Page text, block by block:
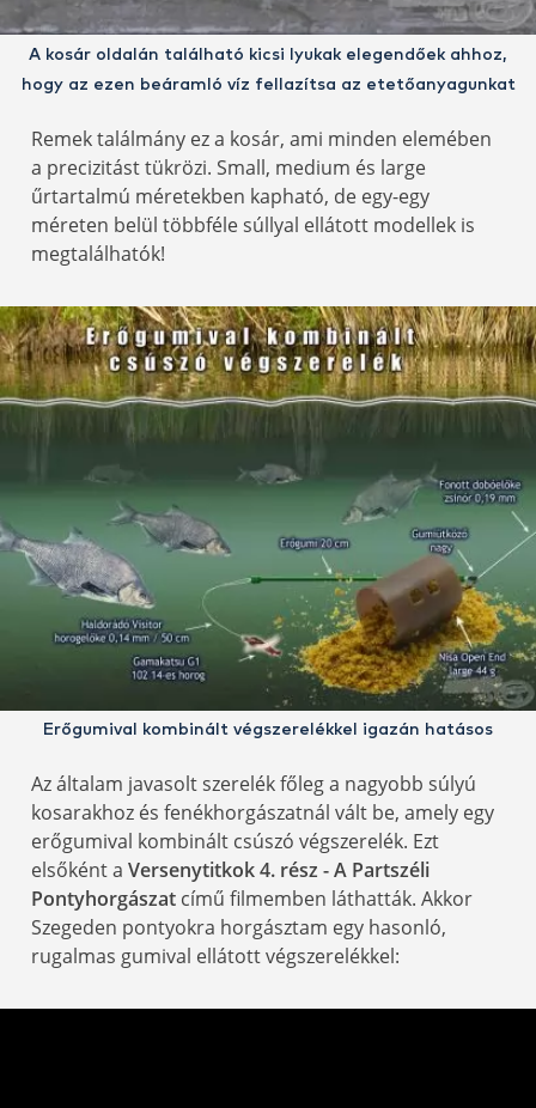
A kosár oldalán található kicsi lyukak elegendőek ahhoz,
hogy az ezen beáramló víz fellazítsa az etetőanyagunkat
Remek találmány ez a kosár, ami minden elemében
a precizitást tükrözi. Small, medium és large
űrtartalmú méretekben kapható, de egy-egy
méreten belül többféle súllyal ellátott modellek is
megtalálhatók!
Erőgumival kombinált végszerelékkel igazán hatásos
Az általam javasolt szerelék főleg a nagyobb súlyú
kosarakhoz és fenékhorgászatnál vált be, amely egy
erőgumival kombinált csúszó végszerelék. Ezt
elsőként a Versenytitkok 4. rész - A Partszéli
Pontyhorgászat című filmemben láthatták. Akkor
Szegeden pontyokra horgásztam egy hasonló,
rugalmas gumival ellátott végszerelékkel: